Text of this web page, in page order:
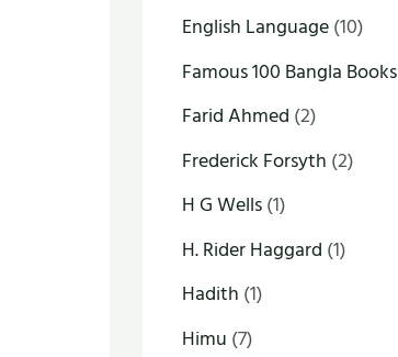
English Language(10)
Famous 100 Bangla Books
Farid Ahmed (2)
Frederick Forsyth (2)
H G Wells(1)
H. Rider Haggard (1)
Hadith (1)
Himu (7)